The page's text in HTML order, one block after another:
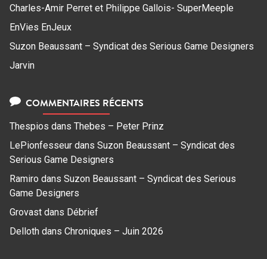
Charles-Amir Perret et Philippe Gallois- SuperMeeple
EnVies EnJeux
Suzon Beaussant – Syndicat des Serious Game Designers
Jarvin
COMMENTAIRES RÉCENTS
Thespios dans Thebes – Peter Prinz
LePionfesseur dans Suzon Beaussant – Syndicat des
Serious Game Designers
Ramiro dans Suzon Beaussant – Syndicat des Serious
Game Designers
Grovast dans Débrief
Delloth dans Chroniques – Juin 2026